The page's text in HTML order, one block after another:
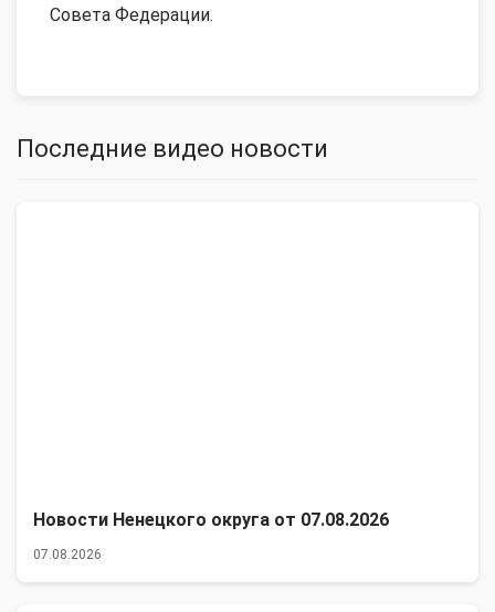
Совета Федерации.
Последние видео новости
Новости Ненецкого округа от 07.08.2026
07.08.2026